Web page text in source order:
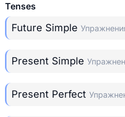
Tenses
Future Simple
Present Simple
Present Perfect